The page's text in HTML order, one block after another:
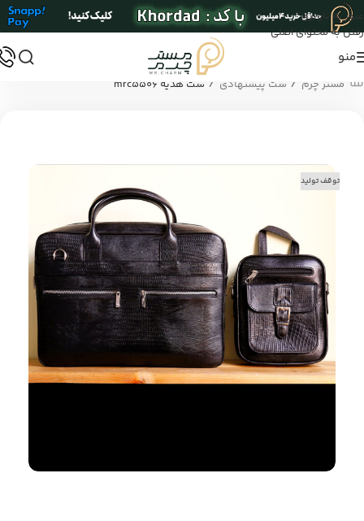
عبور به ناوبری
رفتن به محتوای اصلی
منو
مستر چرم / ست پیشنهادی / ست هدیه mrc5506
توقف تولید